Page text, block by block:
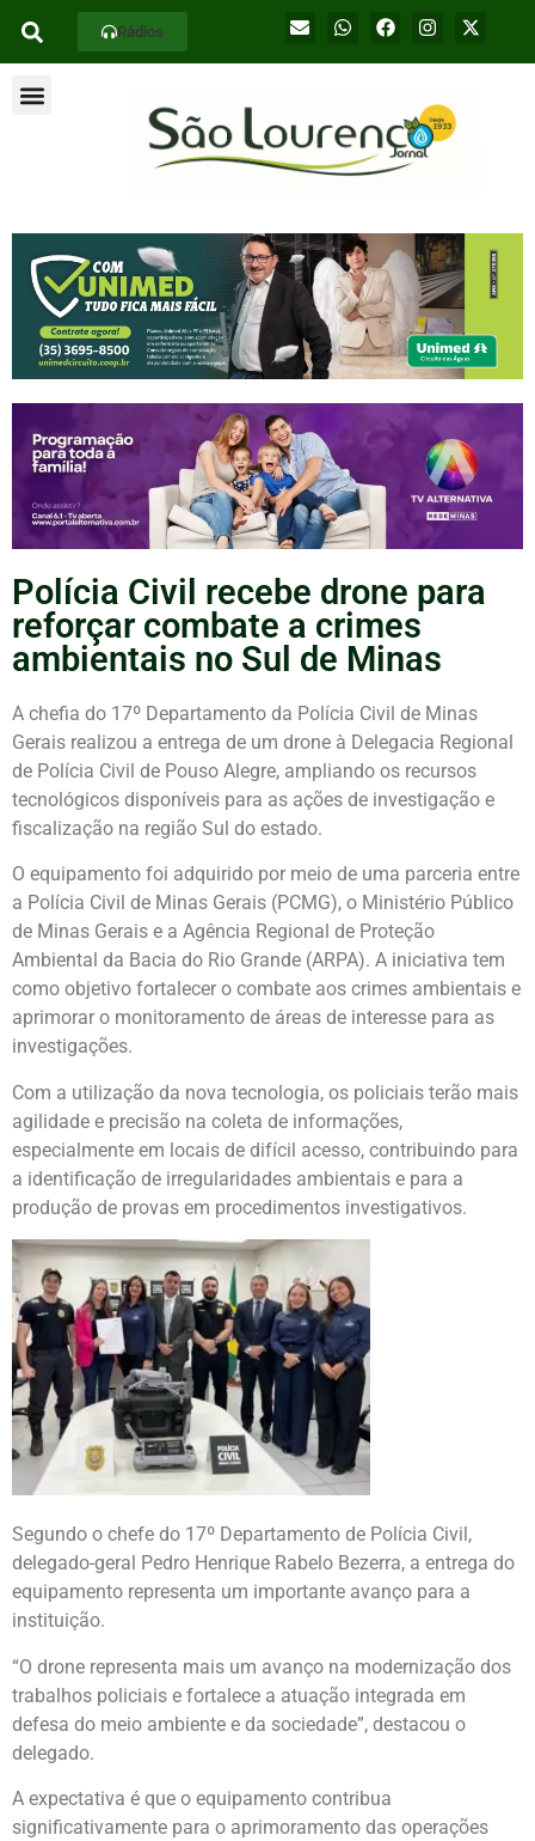
Rádios
Polícia Civil recebe drone para
reforçar combate a crimes
ambientais no Sul de Minas
A chefia do 17º Departamento da Polícia Civil de Minas
Gerais realizou a entrega de um drone à Delegacia Regional
de Polícia Civil de Pouso Alegre, ampliando os recursos
tecnológicos disponíveis para as ações de investigação e
fiscalização na região Sul do estado.
O equipamento foi adquirido por meio de uma parceria entre
a Polícia Civil de Minas Gerais (PCMG), o Ministério Público
de Minas Gerais e a Agência Regional de Proteção
Ambiental da Bacia do Rio Grande (ARPA). A iniciativa tem
como objetivo fortalecer o combate aos crimes ambientais e
aprimorar o monitoramento de áreas de interesse para as
investigações.
Com a utilização da nova tecnologia, os policiais terão mais
agilidade e precisão na coleta de informações,
especialmente em locais de difícil acesso, contribuindo para
a identificação de irregularidades ambientais e para a
produção de provas em procedimentos investigativos.
Segundo o chefe do 17º Departamento de Polícia Civil,
delegado-geral Pedro Henrique Rabelo Bezerra, a entrega do
equipamento representa um importante avanço para a
instituição.
“O drone representa mais um avanço na modernização dos
trabalhos policiais e fortalece a atuação integrada em
defesa do meio ambiente e da sociedade”, destacou o
delegado.
A expectativa é que o equipamento contribua
significativamente para o aprimoramento das operações